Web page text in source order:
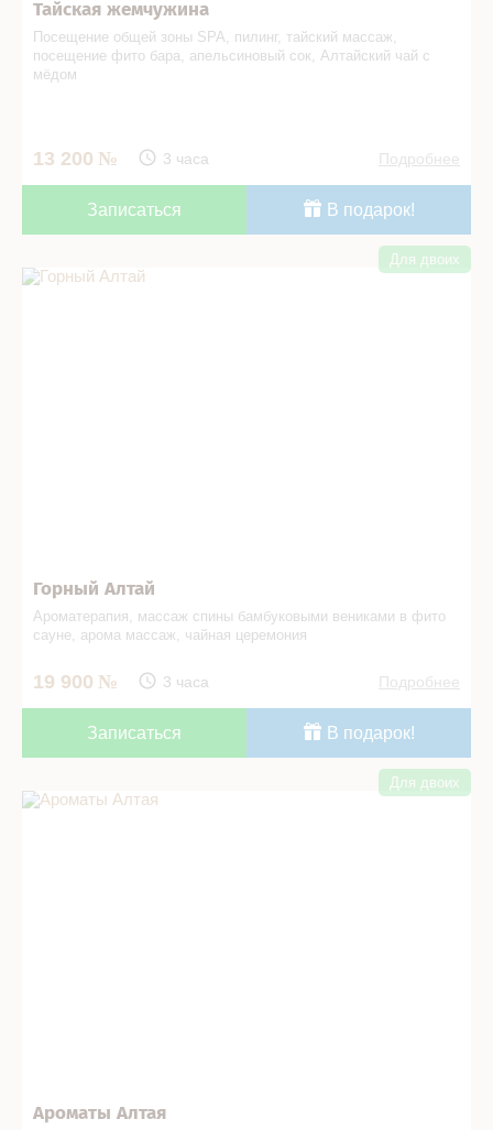
Тайская жемчужина
Посещение общей зоны SPA, пилинг, тайский массаж,
посещение фито бара, апельсиновый сок, Алтайский чай с
мёдом
13 200 3 часа Подробнее
Записаться В подарок!
Горный Алтай в СПА салоне
Горный Алтай
Ароматерапия, массаж спины бамбуковыми вениками в фито
сауне, арома массаж, чайная церемония
19 900 3 часа Подробнее
Для двоих
Записаться В подарок!
Ароматы Алтая в СПА салоне
Ароматы Алтая
Для двоих